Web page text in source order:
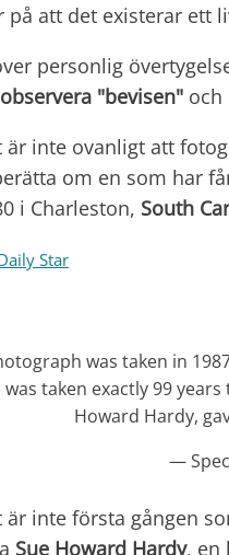
på att det existerar ett
personlig
observera "bevisen" och
är inte ovanligt att
om en som har
i Charleston, South
Star
was taken in
was taken exactly 99
Howard Hardy,
—
är inte första gången
Sue Howard Hardy, en